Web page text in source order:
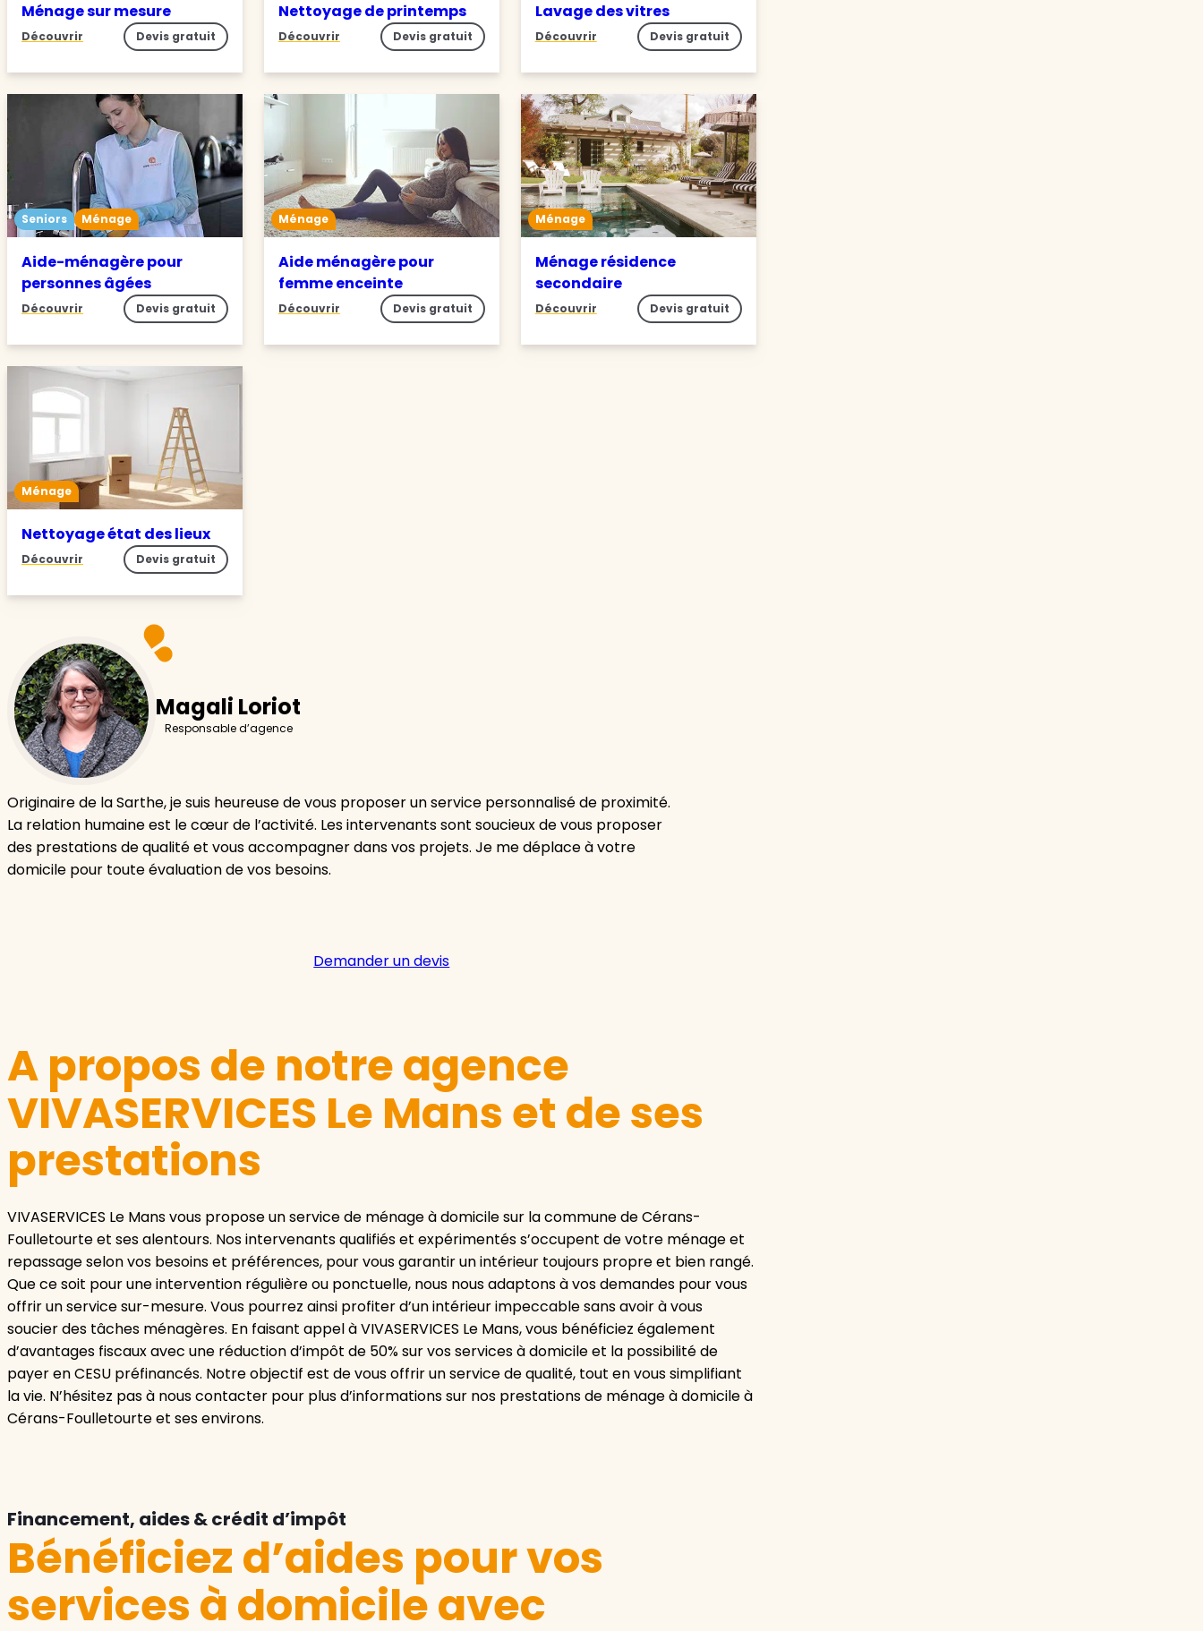
Ménage sur mesure
Découvrir Devis gratuit
Nettoyage de printemps
Découvrir Devis gratuit
Lavage des vitres
Découvrir Devis gratuit
Seniors Ménage
Aide-ménagère pour
personnes âgées
Découvrir Devis gratuit
Ménage
Aide ménagère pour
femme enceinte
Découvrir Devis gratuit
Ménage
Ménage résidence
secondaire
Découvrir Devis gratuit
Ménage
Nettoyage état des lieux
Découvrir Devis gratuit
Magali Loriot
Responsable d’agence
Originaire de la Sarthe, je suis heureuse de vous proposer un service personnalisé de proximité.
La relation humaine est le cœur de l’activité. Les intervenants sont soucieux de vous proposer
des prestations de qualité et vous accompagner dans vos projets. Je me déplace à votre
domicile pour toute évaluation de vos besoins.
Demander un devis
A propos de notre agence
VIVASERVICES Le Mans et de ses
prestations
VIVASERVICES Le Mans vous propose un service de ménage à domicile sur la commune de Cérans-
Foulletourte et ses alentours. Nos intervenants qualifiés et expérimentés s’occupent de votre ménage et
repassage selon vos besoins et préférences, pour vous garantir un intérieur toujours propre et bien rangé.
Que ce soit pour une intervention régulière ou ponctuelle, nous nous adaptons à vos demandes pour vous
offrir un service sur-mesure. Vous pourrez ainsi profiter d’un intérieur impeccable sans avoir à vous
soucier des tâches ménagères. En faisant appel à VIVASERVICES Le Mans, vous bénéficiez également
d’avantages fiscaux avec une réduction d’impôt de 50% sur vos services à domicile et la possibilité de
payer en CESU préfinancés. Notre objectif est de vous offrir un service de qualité, tout en vous simplifiant
la vie. N’hésitez pas à nous contacter pour plus d’informations sur nos prestations de ménage à domicile à
Cérans-Foulletourte et ses environs.
Financement, aides & crédit d’impôt
Bénéficiez d’aides pour vos
services à domicile avec